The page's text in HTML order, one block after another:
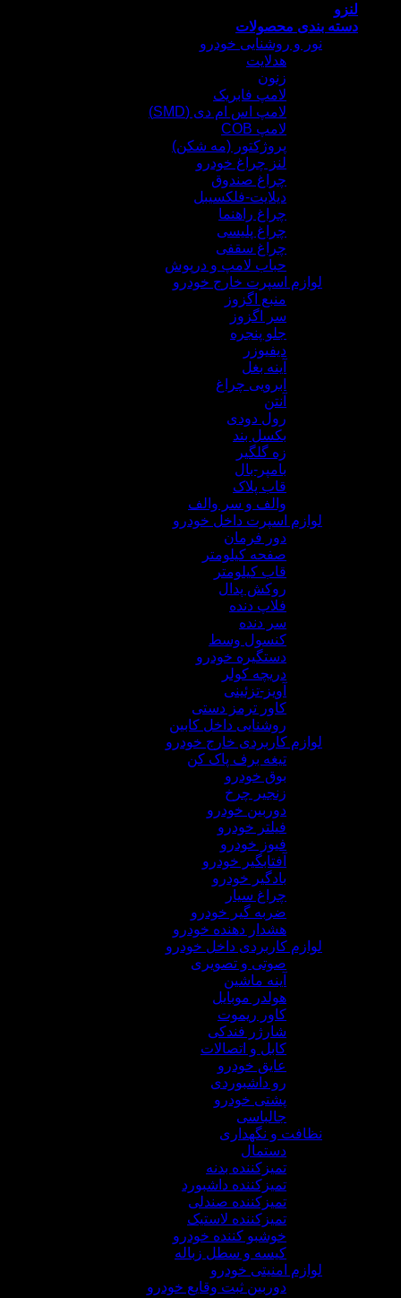
لنزو
دسته بندی محصولات
نور و روشنایی خودرو
هدلایت
زنون
لامپ فابریک
لامپ اس ام دی (SMD)
لامپ COB
پروژکتور (مه شکن)
لنز چراغ خودرو
چراغ صندوق
دیلایت-فلکسیبل
چراغ راهنما
چراغ پلیسی
چراغ سقفی
حباب لامپ و درپوش
لوازم اسپرت خارج خودرو
منبع اگزوز
سر اگزوز
جلو پنجره
دیفیوزر
آینه بغل
ابرویی چراغ
آنتن
رول دودی
بکسل بند
زه گلگیر
بامپر-بال
قاب پلاک
والف و سر والف
لوازم اسپرت داخل خودرو
دور فرمان
صفحه کیلومتر
قاب کیلومتر
روکش پدال
فلاپ دنده
سر دنده
کنسول وسط
دستگیره خودرو
دریچه کولر
آویز-تزئینی
کاور ترمز دستی
روشنایی داخل کابین
لوازم کاربردی خارج خودرو
تیغه برف پاک کن
بوق خودرو
زنجیر چرخ
دوربین خودرو
فیلتر خودرو
فیوز خودرو
آفتابگیر خودرو
بادگیر خودرو
چراغ سیار
ضربه گیر خودرو
هشدار دهنده خودرو
لوازم کاربردی داخل خودرو
صوتی و تصویری
آینه ماشین
هولدر موبایل
کاور ریموت
شارژر فندکی
کابل و اتصالات
عایق خودرو
رو داشبوردی
پشتی خودرو
جالباسی
نظافت و نگهداری
دستمال
تمیزکننده بدنه
تمیزکننده داشبورد
تمیزکننده صندلی
تمیزکننده لاستیک
خوشبو کننده خودرو
کیسه و سطل زباله
لوازم امنیتی خودرو
دوربین ثبت وقایع خودرو